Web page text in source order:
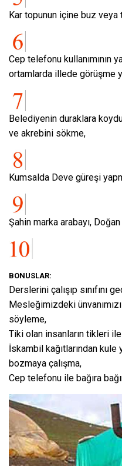
Kar topunun içine buz veya
Cep telefonu kullanımının
ortamlarda illede görüşme
Belediyenin duraklara
ve akrebini sökme,
Kumsalda Deve güreşi
Şahin marka arabayı,
BONUSLAR:
Derslerini çalışıp sınıfını
Mesleğimizdeki
söyleme,
Tiki olan insanların tikleri
İskambil kağıtlarından
bozmaya çalışma,
Cep telefonu ile bağıra